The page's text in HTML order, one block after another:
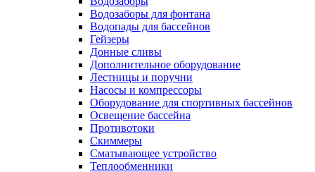
Водозаборы для фонтана
Водопады для бассейнов
Гейзеры
Донные сливы
Дополнительное оборудование
Лестницы и поручни
Насосы и компрессоры
Оборудование для спортивных бассейнов
Освещение бассейна
Противотоки
Скиммеры
Сматывающее устройство
Теплообменники